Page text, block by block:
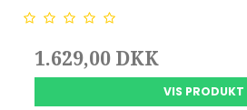
1.629,00 DKK
VIS PRODUKT